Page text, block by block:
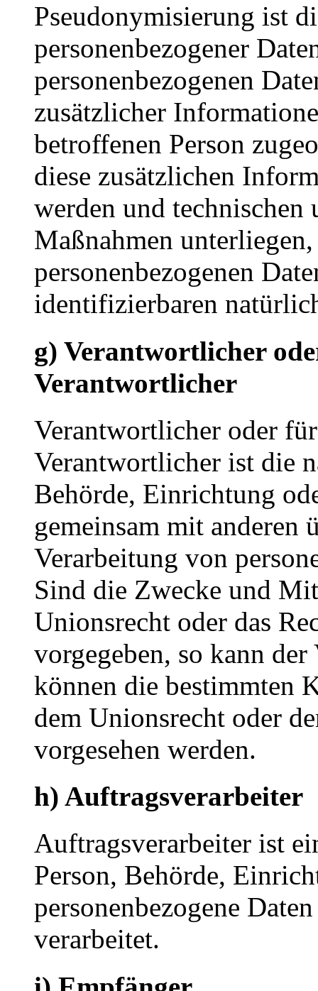
Pseudonymisierung ist
personenbezogener
personenbezogenen
zusätzlicher
betroffenen Person
diese zusätzlichen
werden und technischen
Maßnahmen
personenbezogenen
identifizierbaren
g) Verantwortlicher
Verantwortlicher
Verantwortlicher oder
Verantwortlicher ist die
Behörde, Einrichtung
gemeinsam mit
Verarbeitung von
Sind die Zwecke und
Unionsrecht oder das
vorgegeben, so kann
können die bestimmten
dem Unionsrecht oder
vorgesehen werden.
h) Auftragsverarbeiter
Auftragsverarbeiter ist
Person, Behörde,
personenbezogene
verarbeitet.